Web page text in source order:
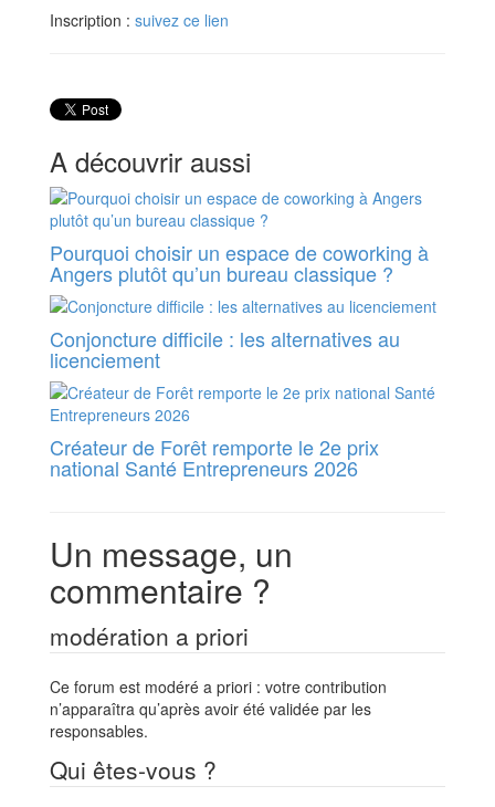
Inscription : suivez ce lien
A découvrir aussi
Pourquoi choisir un espace de coworking à
Angers plutôt qu’un bureau classique ?
Conjoncture difficile : les alternatives au
licenciement
Créateur de Forêt remporte le 2e prix
national Santé Entrepreneurs 2026
Un message, un
commentaire ?
modération a priori
Ce forum est modéré a priori : votre contribution
n’apparaîtra qu’après avoir été validée par les
responsables.
Qui êtes-vous ?